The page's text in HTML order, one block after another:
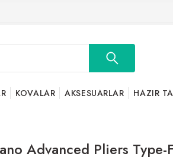
KOVALAR AKSESUARLAR HAZIR
Advanced Pliers